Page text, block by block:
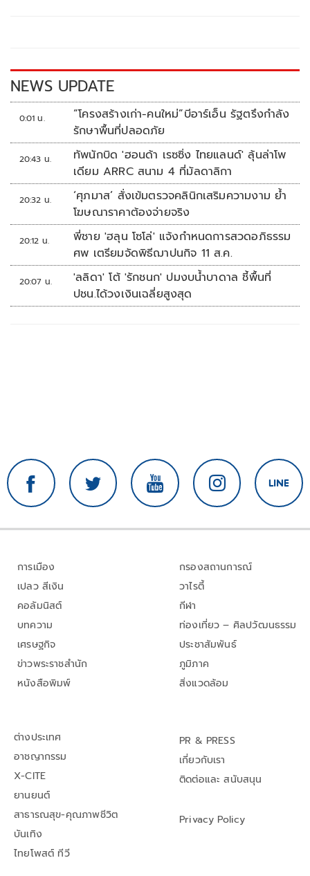
k k
NEWS UPDATE
0:01 น.
“โครงสร้างเก่า-คนใหม่”บีอาร์เอ็น รัฐตรึงกำลัง
รักษาพื้นที่ปลอดภัย
20:43 น.
ทัพนักบิด 'ฮอนด้า เรซซิ่ง ไทยแลนด์' ลุ้นล่าโพ
เดียม ARRC สนาม 4 ที่มัลดาลิกา
20:32 น.
‘ศุภมาส’ สั่งเข้มตรวจคลินิกเสริมความงาม ย้ำ
โฆษณาราคาต้องจ่ายจริง
20:12 น.
พี่ชาย 'ฮลุน โซโล่' แจ้งกำหนดการสวดอภิธรรม
ศพ เตรียมจัดพิธีฌาปนกิจ 11 ส.ค.
20:07 น.
'ลลิดา' โต้ 'รักชนก' ปมงบน้ำบาดาล ชี้พื้นที่
ปชน.ได้วงเงินเฉลี่ยสูงสุด
การเมือง
เปลว สีเงิน
คอลัมนิสต์
บทความ
เศรษฐกิจ
ข่าวพระราชสำนัก
หนังสือพิมพ์
กรองสถานการณ์
วาไรตี้
กีฬา
ท่องเที่ยว – ศิลปวัฒนธรรม
ประชาสัมพันธ์
ภูมิภาค
สิ่งแวดล้อม
ต่างประเทศ
อาชญากรรม
X-CITE
ยานยนต์
สาธารณสุข-คุณภาพชีวิต
บันเทิง
ไทยโพสต์ ทีวี
PR & PRESS
เกี่ยวกับเรา
ติดต่อและ สนับสนุน
Privacy Policy